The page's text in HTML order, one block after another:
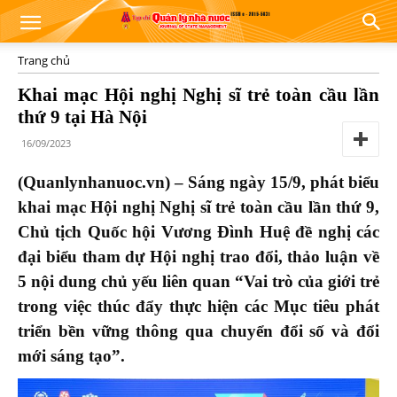
Trang chủ
Khai mạc Hội nghị Nghị sĩ trẻ toàn cầu lần
thứ 9 tại Hà Nội
16/09/2023
(Quanlynhanuoc.vn) – Sáng ngày 15/9, phát biểu
khai mạc Hội nghị Nghị sĩ trẻ toàn cầu lần thứ 9,
Chủ tịch Quốc hội Vương Đình Huệ đề nghị các
đại biểu tham dự Hội nghị trao đổi, thảo luận về
5 nội dung chủ yếu liên quan “Vai trò của giới trẻ
trong việc thúc đẩy thực hiện các Mục tiêu phát
triển bền vững thông qua chuyển đổi số và đổi
mới sáng tạo”.